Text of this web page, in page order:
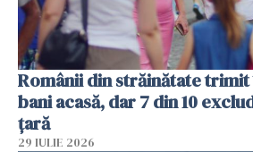
Românii din străinătate
bani acasă, dar 7 din 10
țară
29 IULIE 2026